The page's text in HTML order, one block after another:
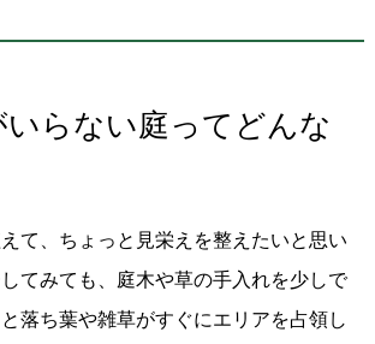
らない庭ってどんな
て、ちょっと見栄えを整えたいと思い
てみても、庭木や草の手入れを少しで
落ち葉や雑草がすぐにエリアを占領し